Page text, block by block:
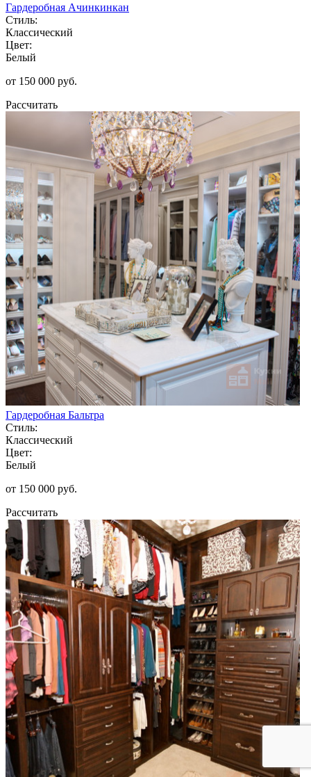
Гардеробная Ачинкинкан
Стиль:
Классический
Цвет:
Белый
от 150 000 руб.
Рассчитать
Гардеробная Бальтра
Стиль:
Классический
Цвет:
Белый
от 150 000 руб.
Рассчитать